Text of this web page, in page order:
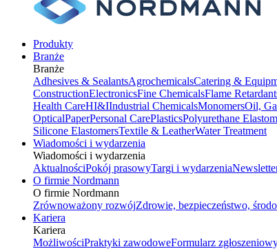
Produkty
Branże
Branże
Adhesives & SealantsAgrochemicalsCatering &
ConstructionElectronicsFine ChemicalsFlame
Health CareHI&IIndustrial ChemicalsMonomersOil,
OpticalPaperPersonal CarePlasticsPolyurethane
Silicone ElastomersTextile & LeatherWater Treatment
Wiadomości i wydarzenia
Wiadomości i wydarzenia
AktualnościPokój prasowyTargi i wydarzenia
O firmie Nordmann
O firmie Nordmann
Zrównoważony rozwójZdrowie, bezpieczeństwo,
Kariera
Kariera
MożliwościPraktyki zawodoweFormularz